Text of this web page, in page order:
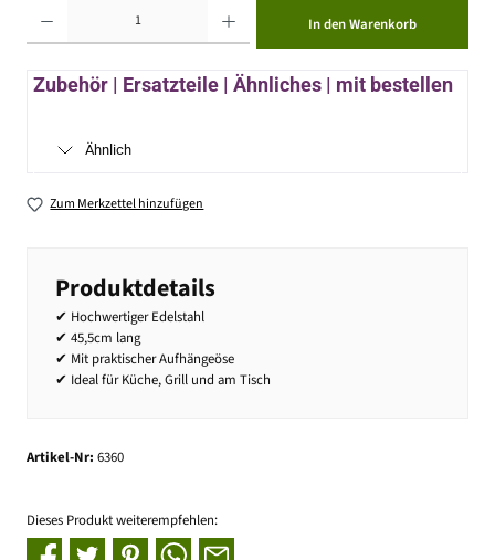
In den Warenkorb
Zubehör | Ersatzteile | Ähnliches | mit bestellen
Ähnlich
Zum Merkzettel hinzufügen
Produktdetails
✔ Hochwertiger Edelstahl
✔ 45,5cm lang
✔ Mit praktischer Aufhängeöse
✔ Ideal für Küche, Grill und am Tisch
Artikel-Nr: 6360
Dieses Produkt weiterempfehlen: